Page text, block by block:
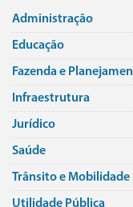
Administração
Educação
Fazenda e
Infraestrutura
Jurí­dico
Saúde
Trânsito e Mobilidade
Utilidade Pública